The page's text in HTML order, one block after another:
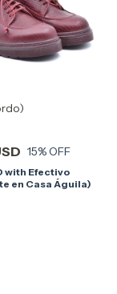
15% OFF
with Efectivo
en Casa Águila)